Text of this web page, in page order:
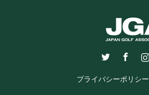
RSS
プライバシーポリシー